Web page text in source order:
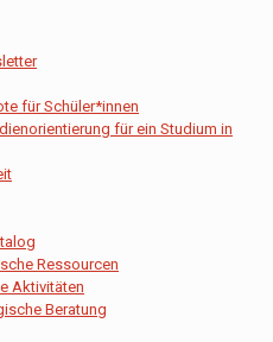
für Schüler*innen
für ein Studium in
Ressourcen
Aktivitäten
Beratung